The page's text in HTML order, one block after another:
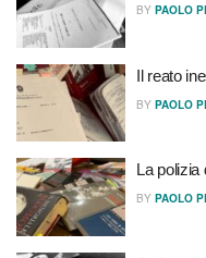
BY PAOLO
Il reato
BY PAOLO
La polizia
BY PAOLO